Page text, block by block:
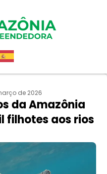
de 2026
da Amazônia
filhotes aos rios